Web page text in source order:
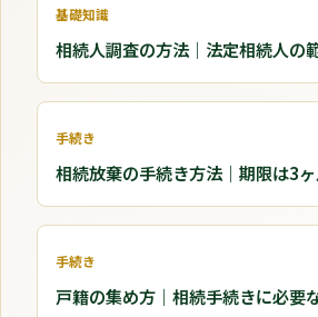
基礎知識
相続人調査の方法｜法定相続人の
手続き
相続放棄の手続き方法｜期限は3
手続き
戸籍の集め方｜相続手続きに必要